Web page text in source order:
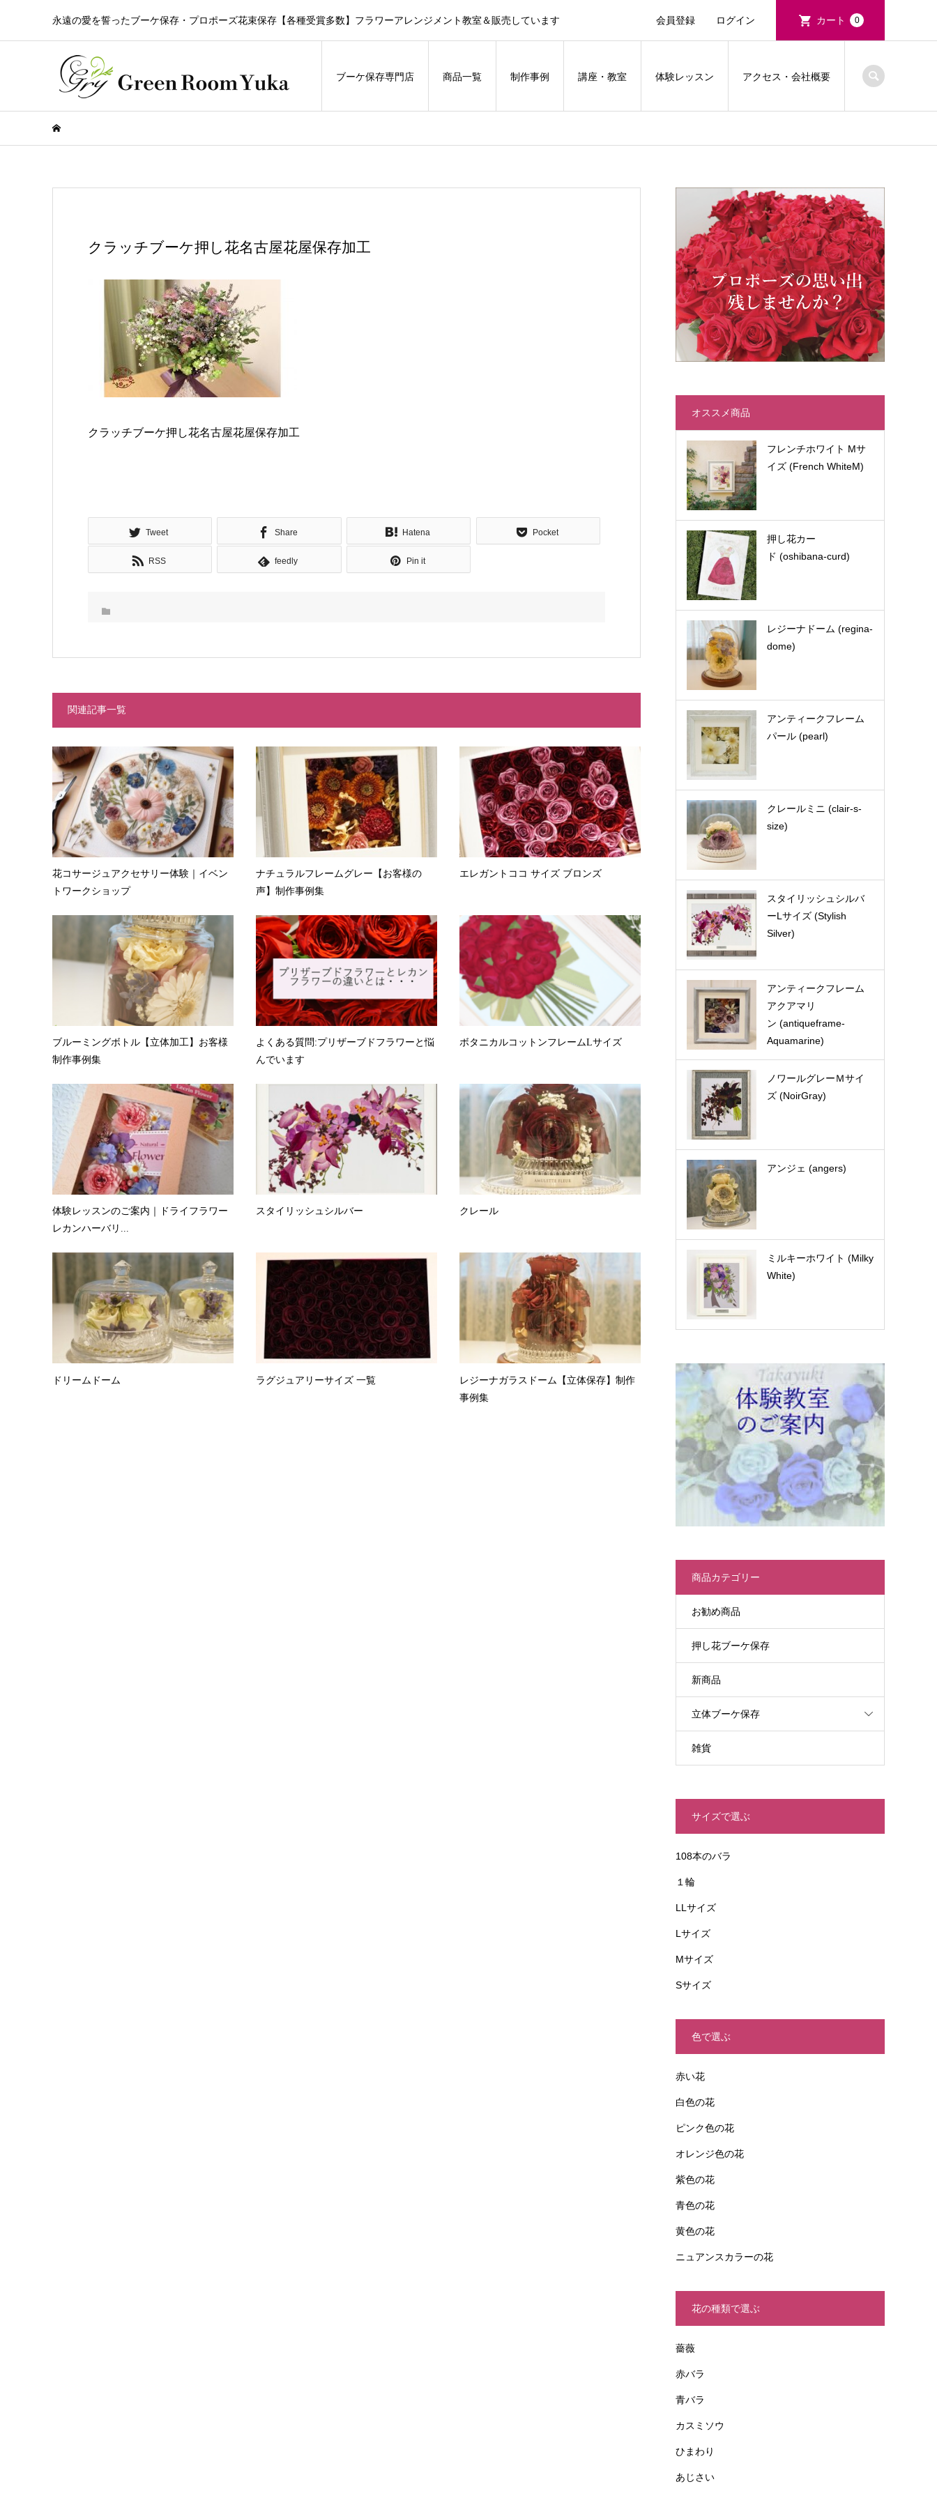
永遠の愛を誓ったブーケ保存・プロポーズ花束保存【各種受賞多数】フラワーアレンジメント教室＆販売しています 会員登録 ログイン カート 0
ブーケ保存専門店 商品一覧 制作事例 講座・教室 体験レッスン アクセス・会社概要
クラッチブーケ押し花名古屋花屋保存加工
クラッチブーケ押し花名古屋花屋保存加工
Tweet Share Hatena Pocket
RSS feedly Pin it
関連記事一覧
花コサージュアクセサリー体験｜イベン
トワークショップ
ナチュラルフレームグレー【お客様の
声】制作事例集
エレガントココ サイズ ブロンズ
ブルーミングボトル【立体加工】お客様
制作事例集
よくある質問:プリザーブドフラワーと悩
んでいます
ボタニカルコットンフレームLサイズ
体験レッスンのご案内｜ドライフラワー
レカンハーバリ...
スタイリッシュシルバー クレール
ドリームドーム ラグジュアリーサイズ 一覧
レジーナガラスドーム【立体保存】制作
事例集
オススメ商品
フレンチホワイト Mサ
イズ (French WhiteM)
押し花カー
ド (oshibana-curd)
レジーナドーム (regina-
dome)
アンティークフレーム
パール (pearl)
クレールミニ (clair-s-
size)
スタイリッシュシルバ
ーLサイズ (Stylish
Silver)
アンティークフレーム
アクアマリ
ン (antiqueframe-
Aquamarine)
ノワールグレーＭサイ
ズ (NoirGray)
アンジェ (angers)
ミルキーホワイト (Milky
White)
商品カテゴリー
お勧め商品
押し花ブーケ保存
新商品
立体ブーケ保存
雑貨
サイズで選ぶ
108本のバラ
１輪
LLサイズ
Lサイズ
Mサイズ
Sサイズ
色で選ぶ
赤い花
白色の花
ピンク色の花
オレンジ色の花
紫色の花
青色の花
黄色の花
ニュアンスカラーの花
花の種類で選ぶ
薔薇
赤バラ
青バラ
カスミソウ
ひまわり
あじさい